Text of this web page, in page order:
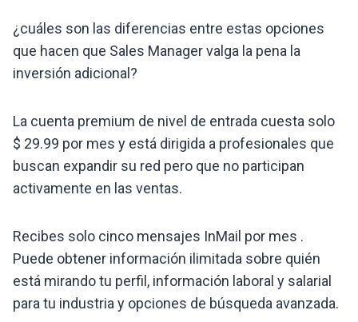
¿cuáles son las diferencias entre estas opciones
que hacen que Sales Manager valga la pena la
inversión adicional?
La cuenta premium de nivel de entrada cuesta solo
$ 29.99 por mes y está dirigida a profesionales que
buscan expandir su red pero que no participan
activamente en las ventas.
Recibes solo cinco mensajes InMail por mes .
Puede obtener información ilimitada sobre quién
está mirando tu perfil, información laboral y salarial
para tu industria y opciones de búsqueda avanzada.